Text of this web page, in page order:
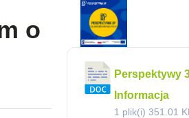
o
Perspektywy
Informacja
1 plik(i) 351.01